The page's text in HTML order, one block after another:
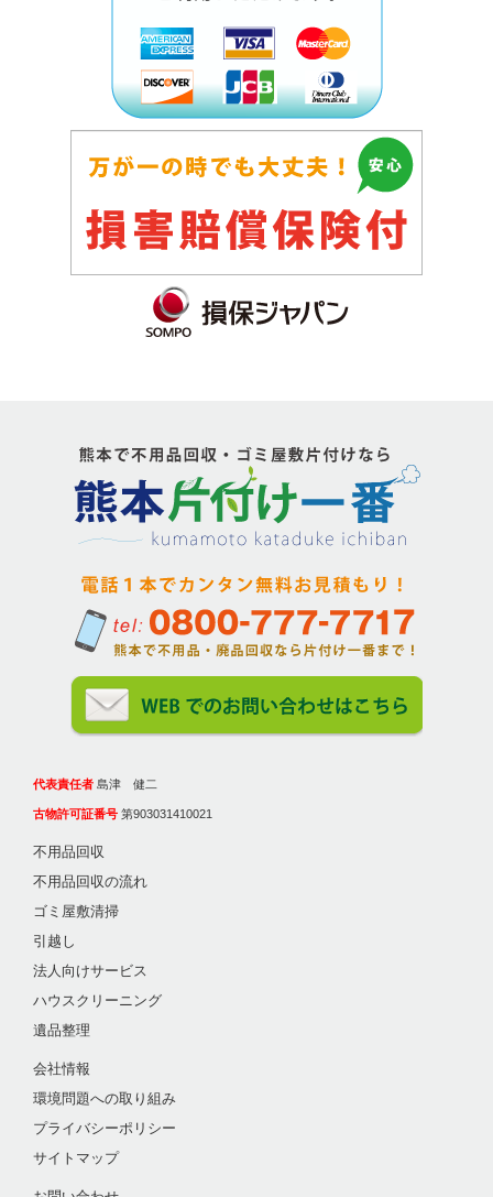
代表責任者 島津 健二
古物許可証番号 第903031410021
不用品回収
不用品回収の流れ
ゴミ屋敷清掃
引越し
法人向けサービス
ハウスクリーニング
遺品整理
会社情報
環境問題への取り組み
プライバシーポリシー
サイトマップ